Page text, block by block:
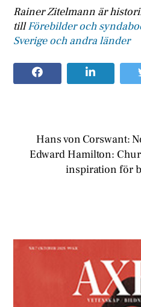
Rainer Zitelmann är
tillFörebilder och
Sverige och andra länder
Hans von Corswant:
Edward Hamilton:
inspiration för